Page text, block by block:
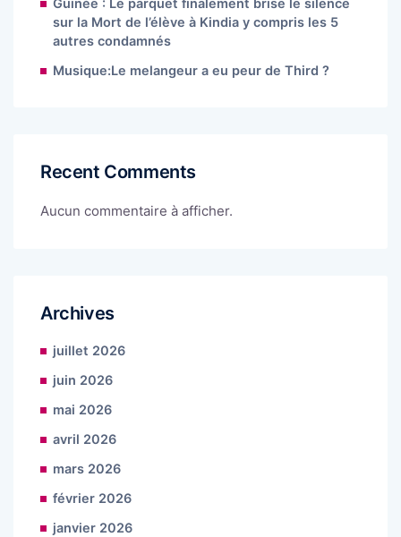
sur la Mort de l’élève à Kindia y compris les 5
autres condamnés
Musique:Le melangeur a eu peur de Third ?
Recent Comments
Aucun commentaire à afficher.
Archives
juillet 2026
juin 2026
mai 2026
avril 2026
mars 2026
février 2026
janvier 2026